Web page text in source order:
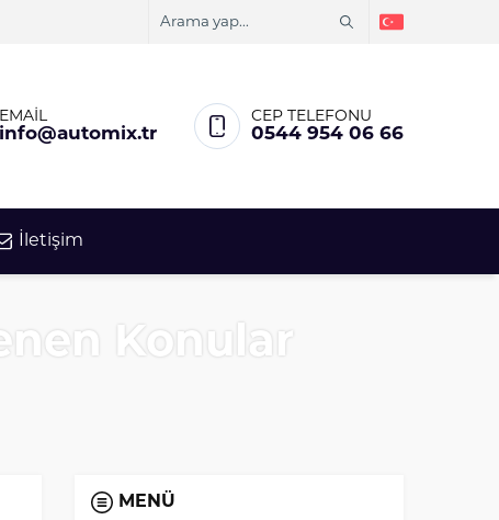
EMAİL
info@automix.tr
CEP TELEFONU
0544 954 06 66
İletişim
Konular
MENÜ